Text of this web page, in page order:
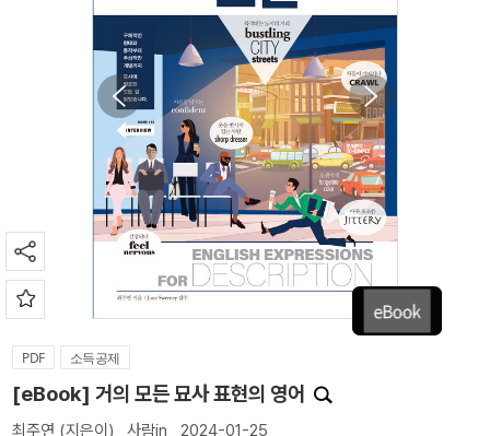
PDF 소득공제
[eBook] 거의 모든 묘사 표현의 영어
최주연 (지은이) 사람in 2024-01-25